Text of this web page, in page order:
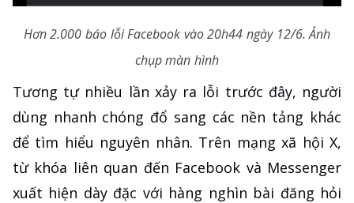
Hơn 2.000 báo lỗi Facebook vào 20h44 ngày 12/6. Ảnh
chụp màn hình
Tương tự nhiều lần xảy ra lỗi trước đây, người
dùng nhanh chóng đổ sang các nền tảng khác
để tìm hiểu nguyên nhân. Trên mạng xã hội X,
từ khóa liên quan đến Facebook và Messenger
xuất hiện dày đặc với hàng nghìn bài đăng hỏi